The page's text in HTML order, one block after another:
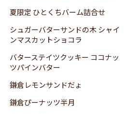
夏限定 ひとくちバーム詰合せ
シュガーバターサンドの木 シャイ
ンマスカットショコラ
バターステイツクッキー ココナッ
ツパインバター
鎌倉レモンサンドだょ
鎌倉ぴーナッツ半月